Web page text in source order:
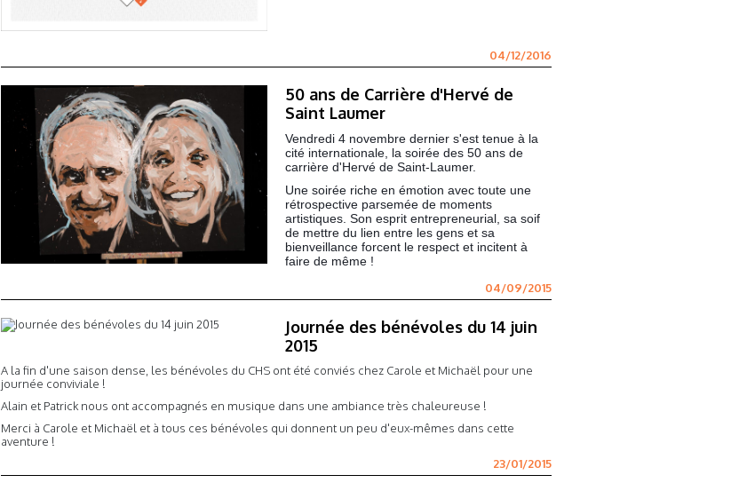
04/12/2016
50 ans de Carrière d'Hervé de
Saint Laumer
Vendredi 4 novembre dernier s'est tenue à la
cité internationale, la soirée des 50 ans de
carrière d'Hervé de Saint-Laumer.
Une soirée riche en émotion avec toute une
rétrospective parsemée de moments
artistiques. Son esprit entrepreneurial, sa soif
de mettre du lien entre les gens et sa
bienveillance forcent le respect et incitent à
faire de même !
04/09/2015
Journée des bénévoles du 14 juin
2015
A la fin d'une saison dense, les bénévoles du CHS ont été conviés chez Carole et Michaël pour une
journée conviviale !
Alain et Patrick nous ont accompagnés en musique dans une ambiance très chaleureuse !
Merci à Carole et Michaël et à tous ces bénévoles qui donnent un peu d'eux-mêmes dans cette
aventure !
23/01/2015